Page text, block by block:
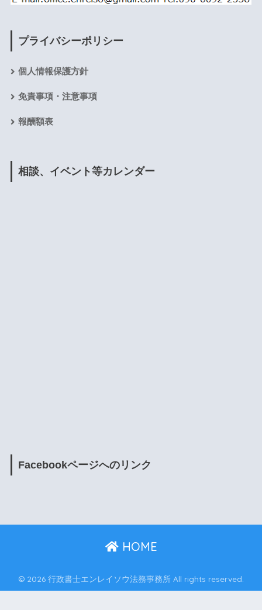
プライバシーポリシー
個人情報保護方針
免責事項・注意事項
報酬額表
相談、イベント等カレンダー
Facebookページへのリンク
HOME
© 2026 行政書士エンレイソウ法務事務所 All rights reserved.